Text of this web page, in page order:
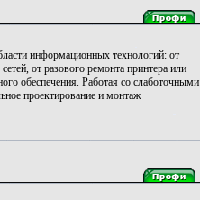
информационных технологий: от
от разового ремонта принтера или
обеспечения. Работая со слаботочными
проектирование и монтаж